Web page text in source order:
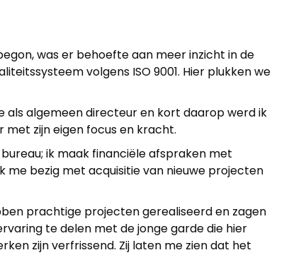
was er behoefte aan meer inzicht in de
volgens ISO 9001. Hier plukken we
als algemeen directeur en kort daarop werd ik
zijn eigen focus en kracht.
ik maak financiële afspraken met
bezig met acquisitie van nieuwe projecten
prachtige projecten gerealiseerd en zagen
te delen met de jonge garde die hier
zijn verfrissend. Zij laten me zien dat het